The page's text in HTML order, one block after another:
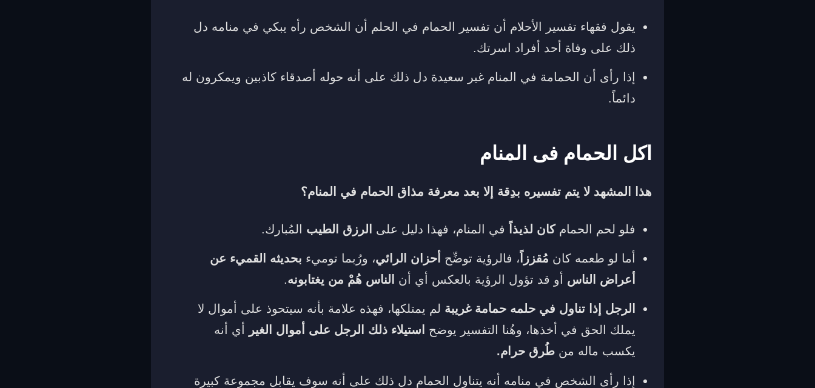
يقول فقهاء تفسير الأحلام أن تفسير الحمام في الحلم أن الشخص رأه يبكي في منامه دل
ذلك على وفاة أحد أفراد اسرتك.
إذا رأى أن الحمامة في المنام غير سعيدة دل ذلك على أنه حوله أصدقاء كاذبين ويمكرون له
دائماً.
اكل الحمام فى المنام
هذا المشهد لا يتم تفسيره بدِقة إلا بعد معرفة مذاق الحمام في المنام؟
فلو لحم الحمامكان لذيذاً في المنام، فهذا دليل على الرزق الطيب المُبارك.
أما لو طعمه كان مُقززاً ، فالرؤية توضِّح أحزان الرائي، ورُبما توميء بحديثه القميء عن
أعراض الناس أو قد تؤول الرؤية بالعكس أي أن الناس هُمْ من يغتابونه.
الرجل إذا تناول في حلمه حمامة غريبة لم يمتلكها، فهذه علامة بأنه سيتحوذ على أموال لا
يملك الحق في أخذها، وهُنا التفسير يوضح
استيلاء ذلك الرجل على أموال الغير
أي أنه
يكسب ماله منطُرق حرام.
إذا رأى الشخص في منامه أنه يتناول الحمام دل ذلك على أنه سوف يقابل مجموعة كبيرة